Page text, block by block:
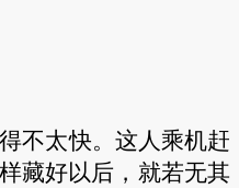
不太快。这人乘机赶
藏好以后，就若无其